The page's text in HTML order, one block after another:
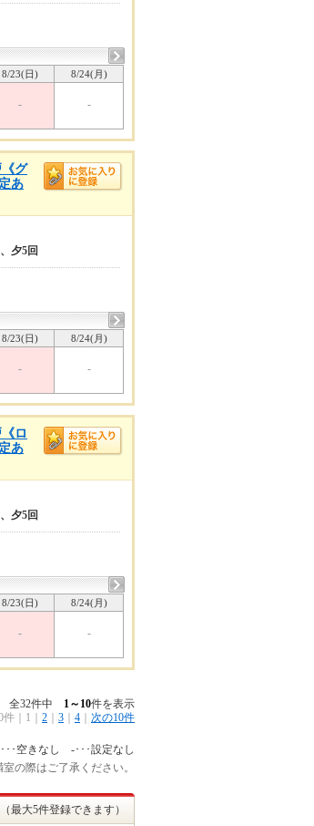
8/23(日) 8/24(月)
- -
グ
あ
夕5回
8/23(日) 8/24(月)
- -
ロ
あ
夕5回
8/23(日) 8/24(月)
- -
全32件中 1～10件を表示
件
1 2 3 4 次の10件
･空きなし -･･･設定なし
の際はご了承ください。
最大5件登録できます）